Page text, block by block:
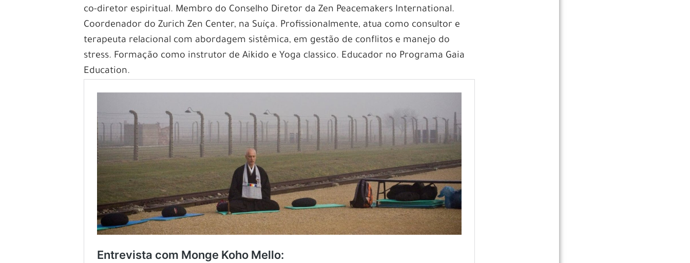
co-diretor espiritual. Membro do Conselho Diretor da Zen Peacemakers International.
Coordenador do Zurich Zen Center, na Suíça. Profissionalmente, atua como consultor e
terapeuta relacional com abordagem sistêmica, em gestão de conflitos e manejo do
stress. Formação como instrutor de Aikido e Yoga classico. Educador no Programa Gaia
Education.